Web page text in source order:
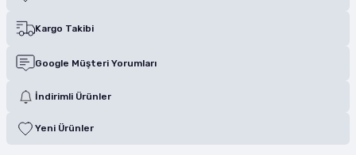
Kargo Takibi
Google Müşteri Yorumları
İndirimli Ürünler
Yeni Ürünler